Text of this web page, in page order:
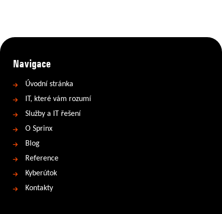
Navigace
Úvodní stránka
IT, které vám rozumí
Služby a IT řešení
O Sprinx
Blog
Reference
Kyberútok
Kontakty